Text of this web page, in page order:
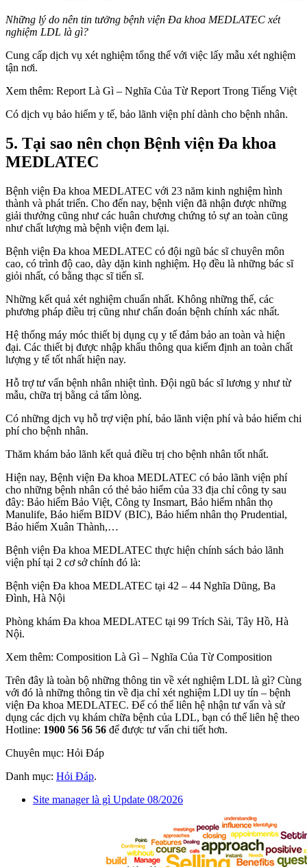
Những lý do nên tin tưởng bệnh viện Đa khoa MEDLATEC xét
nghiệm LDL là gì?
Cung cấp dịch vụ xét nghiệm tổng thể với việc lấy mẫu xét nghiệm
tận nơi.
Xem thêm: Report Là Gì – Nghĩa Của Từ Report Trong Tiếng Việt
Có dịch vụ bảo hiểm y tế, bảo lãnh viện phí dành cho bệnh nhân.
5. Tại sao nên chọn Bệnh viện Đa khoa
MEDLATEC
Bệnh viện Đa khoa MEDLATEC với 23 năm kinh nghiệm hình
thành và phát triển. Cho đến nay, bệnh viện đã nhận được những
giải thưởng cũng như các huân chương chứng tỏ sự an toàn cũng
như chất lượng mà bệnh viện đem lại.
Bệnh viện Đa khoa MEDLATEC có đội ngũ bác sĩ chuyên môn
cao, có trình độ cao, dày dặn kinh nghiệm. Họ đều là những bác sĩ
giỏi nhất, có bằng thạc sĩ tiến sĩ.
Những kết quả xét nghiệm chuẩn nhất. Không những thế, các
phương pháp điều trị cũng như chẩn đoán bệnh chính xác nhất.
Hệ thống máy móc thiết bị dụng cụ y tế đảm bảo an toàn và hiện
đại. Các thiết bị được nhập khẩu thông qua kiểm định an toàn chất
lượng y tế tốt nhất hiện nay.
Hỗ trợ tư vấn bệnh nhân nhiệt tình. Đội ngũ bác sĩ lương y như từ
mẫu, chữa trị bằng cả tấm lòng.
Có những dịch vụ hỗ trợ viện phí, bảo lãnh viện phí và bảo hiểm chi
phí cho bệnh nhân.
Thăm khám bảo lãnh kết quả điều trị cho bệnh nhân tốt nhất.
Hiện nay, Bệnh viện Đa khoa MEDLATEC có bảo lãnh viện phí
cho những bệnh nhân có thẻ bảo hiểm của 33 địa chỉ công ty sau
đây: Bảo hiểm Bảo Việt, Công ty Insmart, Bảo hiểm nhân thọ
Manulife, Bảo hiểm BIDV (BIC), Bảo hiểm nhân thọ Prudential,
Bảo hiểm Xuân Thành,…
Bệnh viện Đa khoa MEDLATEC thực hiện chính sách bảo lãnh
viện phí tại 2 cơ sở chính đó là:
Bệnh viện Đa khoa MEDLATEC tại 42 – 44 Nghĩa Dũng, Ba
Đình, Hà Nội
Phòng khám Đa khoa MEDLATEC tại 99 Trích Sài, Tây Hồ, Hà
Nội.
Xem thêm: Composition Là Gì – Nghĩa Của Từ Composition
Trên đây là toàn bộ những thông tin về xét nghiệm LDL là gì? Cùng
với đó là những thông tin về địa chỉ xét nghiệm LDl uy tín – bệnh
viện Đa khoa MEDLATEC. Để có thể liên hệ nhận tư vấn và sử
dụng các dịch vụ khám chữa bệnh của LDL, bạn có thể liên hệ theo
Hotline: 1900 56 56 56 để được tư vấn chi tiết hơn.
Chuyên mục: Hỏi Đáp
Danh mục: Hỏi Đáp.
Site manager là gì Update 08/2026